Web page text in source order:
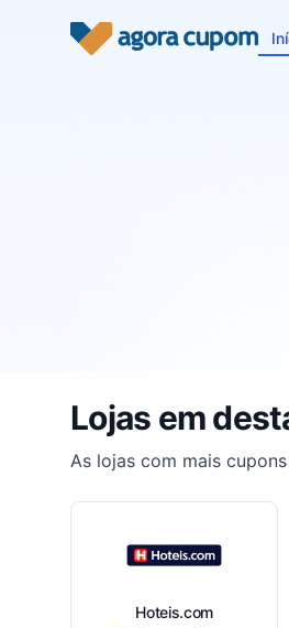
Lojas em
As lojas com mais
Hoteis.com